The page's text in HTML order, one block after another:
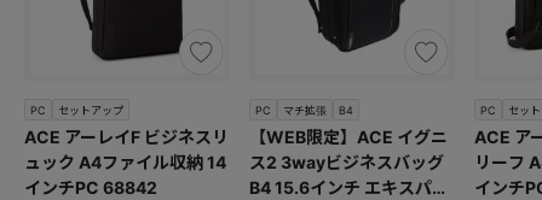
PC セットアップ
ACE アーレイF ビジネスリ
ュック A4ファイル収納 14
インチPC 68842
PC マチ拡張 B4
【WEB限定】ACE イグニ
ス2 3wayビジネスバッグ
B4 15.6インチ エキスパン
PC セッ
ACE ア
リーフ
インチ